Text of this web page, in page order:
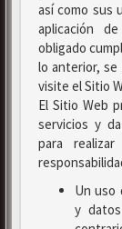
así como sus
aplicación
obligado
lo anterior, se
visite el Sitio
El Sitio Web
servicios y
para
Un uso
y